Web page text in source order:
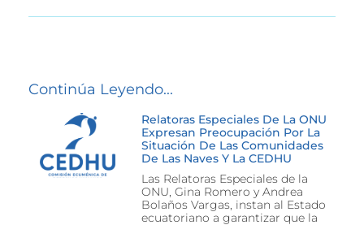
Continúa Leyendo...
Relatoras Especiales De La ONU
Expresan Preocupación Por La
Situación De Las Comunidades
De Las Naves Y La CEDHU
Las Relatoras Especiales de la
ONU, Gina Romero y Andrea
Bolaños Vargas, instan al Estado
ecuatoriano a garantizar que la